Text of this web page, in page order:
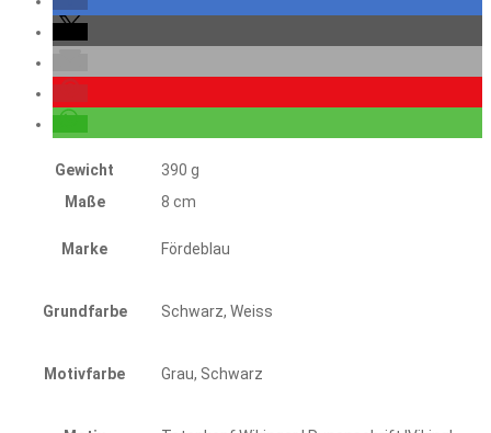
Gewicht
390 g
Maße
8 cm
Marke Fördeblau
Grundfarbe Schwarz, Weiss
Motivfarbe Grau, Schwarz